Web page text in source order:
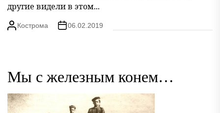
другие видели в этом...
Кострома 06.02.2019
Мы с железным конем…